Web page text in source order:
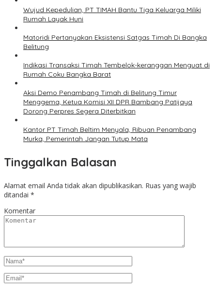
Wujud Kepedulian, PT TIMAH Bantu Tiga Keluarga Miliki
Rumah Layak Huni
Matoridi Pertanyakan Eksistensi Satgas Timah Di Bangka
Belitung
Indikasi Transaksi Timah Tembelok-keranggan Menguat di
Rumah Coku Bangka Barat
Aksi Demo Penambang Timah di Belitung Timur
Menggema, Ketua Komisi XII DPR Bambang Patijaya
Dorong Perpres Segera Diterbitkan
Kantor PT Timah Beltim Menyala, Ribuan Penambang
Murka, Pemerintah Jangan Tutup Mata
Tinggalkan Balasan
Alamat email Anda tidak akan dipublikasikan. Ruas yang wajib
ditandai *
Komentar